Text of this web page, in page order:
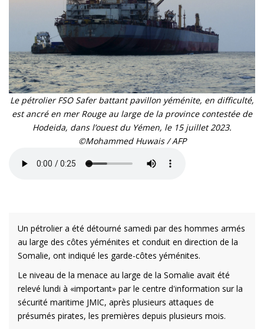
Le pétrolier FSO Safer battant pavillon yéménite, en difficulté,
est ancré en mer Rouge au large de la province contestée de
Hodeida, dans l’ouest du Yémen, le 15 juillet 2023.
©Mohammed Huwais / AFP
Un pétrolier a été détourné samedi par des hommes armés
au large des côtes yéménites et conduit en direction de la
Somalie, ont indiqué les garde-côtes yéménites.
Le niveau de la menace au large de la Somalie avait été
relevé lundi à «important» par le centre d'information sur la
sécurité maritime JMIC, après plusieurs attaques de
présumés pirates, les premières depuis plusieurs mois.